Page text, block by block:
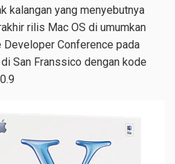
kalangan yang menyebutnya
rilis Mac OS di umumkan
Developer Conference pada
San Franssico dengan kode